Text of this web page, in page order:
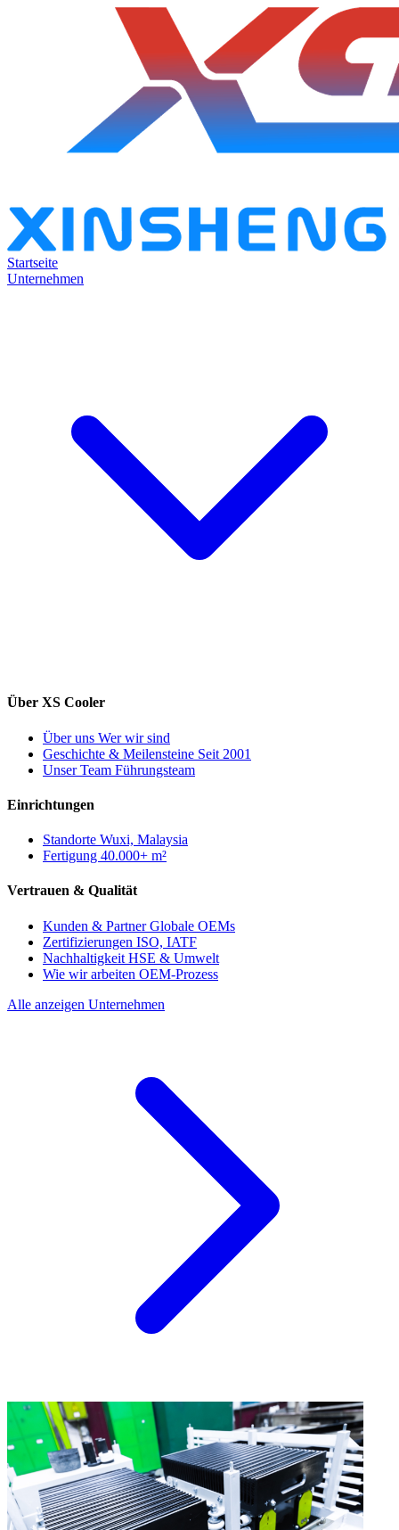
Startseite
Unternehmen
Über XS Cooler
Über uns Wer wir sind
Geschichte & Meilensteine Seit 2001
Unser Team Führungsteam
Einrichtungen
Standorte Wuxi, Malaysia
Fertigung 40.000+ m²
Vertrauen & Qualität
Kunden & PartnerGlobale OEMs
Zertifizierungen ISO, IATF
Nachhaltigkeit HSE & Umwelt
Wie wir arbeiten OEM-Prozess
Alle anzeigen Unternehmen